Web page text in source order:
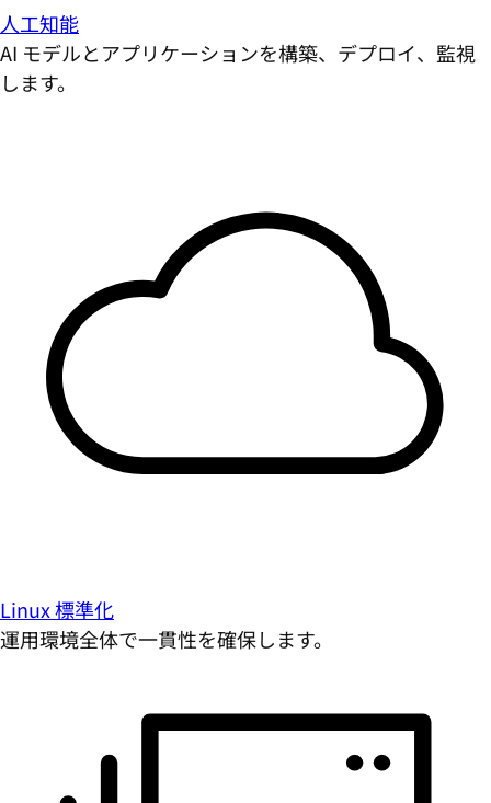
人工知能
AI モデルとアプリケーションを構築、デプロイ、監視
します。
Linux 標準化
運用環境全体で一貫性を確保します。